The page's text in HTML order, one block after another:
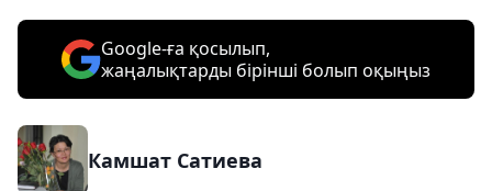
Google-ға қосылып,
жаңалықтарды бірінші болып оқыңыз
Камшат Сатиева